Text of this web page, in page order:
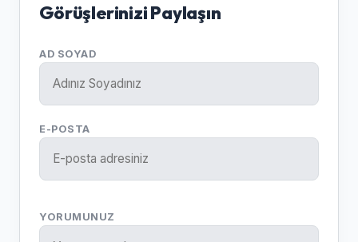
Görüşlerinizi Paylaşın
AD SOYAD
E-POSTA
YORUMUNUZ